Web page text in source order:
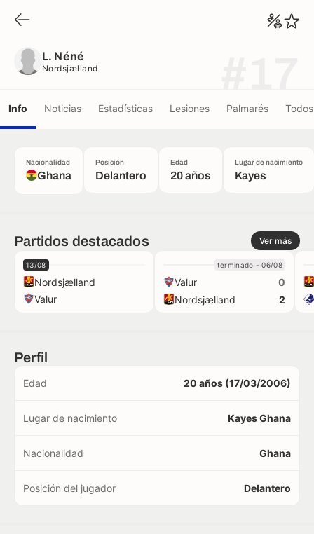
L. Néné
Nordsjælland
Info Noticias Estadísticas Lesiones Palmarés
Nacionalidad
Ghana
Posición
Delantero
Edad
20 años
Lugar de nacimiento
Kayes
Partidos destacados Ver más
13/08
Nordsjælland
Valur
terminado - 06/08
Valur
0
Nordsjælland
2
Perfil
Edad 20 años (17/03/2006)
Lugar de nacimiento Kayes Ghana
Nacionalidad Ghana
Posición del jugador Delantero